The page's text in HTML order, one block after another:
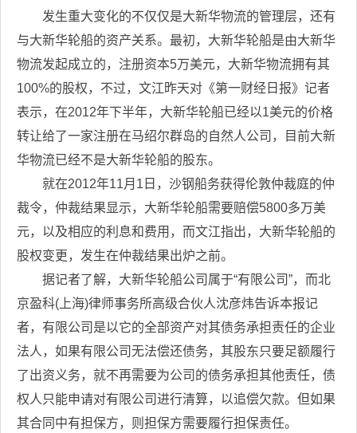
发生重大变化的不仅仅是大新华物流的管理层，还有
与大新华轮船的资产关系。最初，大新华轮船是由大新华
物流发起成立的，注册资本5万美元，大新华物流拥有其
100%的股权，不过，文江昨天对《第一财经日报》记者
表示，在2012年下半年，大新华轮船已经以1美元的价格
转让给了一家注册在马绍尔群岛的自然人公司，目前大新
华物流已经不是大新华轮船的股东。
就在2012年11月1日，沙钢船务获得伦敦仲裁庭的仲
裁令，仲裁结果显示，大新华轮船需要赔偿5800多万美
元，以及相应的利息和费用，而文江指出，大新华轮船的
股权变更，发生在仲裁结果出炉之前。
据记者了解，大新华轮船公司属于“有限公司”，而北
京盈科(上海)律师事务所高级合伙人沈彦炜告诉本报记
者，有限公司是以它的全部资产对其债务承担责任的企业
法人，如果有限公司无法偿还债务，其股东只要足额履行
了出资义务，就不再需要为公司的债务承担其他责任，债
权人只能申请对有限公司进行清算，以追偿欠款。但如果
其合同中有担保方，则担保方需要履行担保责任。